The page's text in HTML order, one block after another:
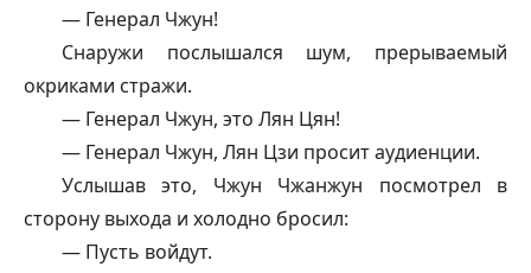
— Генерал Чжун!
Снаружи послышался шум, прерываемый
окриками стражи.
— Генерал Чжун, это Лян Цян!
— Генерал Чжун, Лян Цзи просит аудиенции.
Услышав это, Чжун Чжанжун посмотрел в
сторону выхода и холодно бросил:
— Пусть войдут.